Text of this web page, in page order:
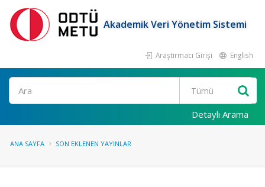
Akademik Veri Yönetim Sistemi
Araştırmacı Girişi English
Ara
Detaylı Arama
ANA SAYFA SON EKLENEN YAYINLAR